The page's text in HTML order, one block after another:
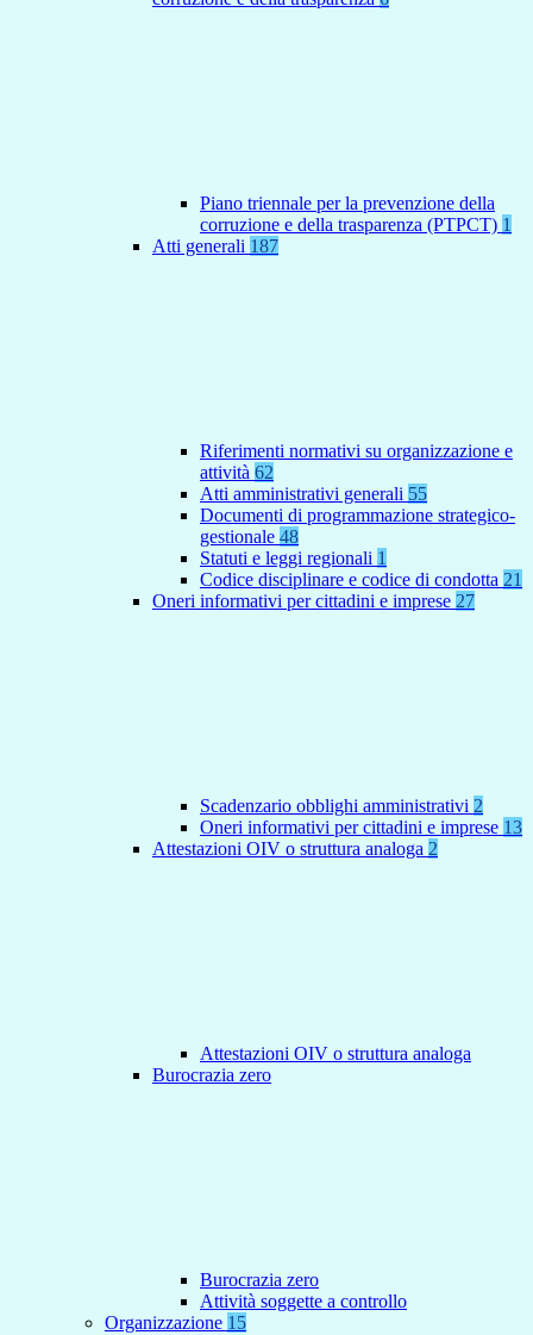
Piano triennale per la prevenzione della
corruzione e della trasparenza (PTPCT) 1
Atti generali 187
Riferimenti normativi su organizzazione e
attività 62
Atti amministrativi generali 55
Documenti di programmazione strategico-
gestionale 48
Statuti e leggi regionali 1
Codice disciplinare e codice di condotta 21
Oneri informativi per cittadini e imprese 27
Scadenzario obblighi amministrativi 2
Oneri informativi per cittadini e imprese 13
Attestazioni OIV o struttura analoga 2
Attestazioni OIV o struttura analoga
Burocrazia zero
Burocrazia zero
Attività soggette a controllo
Organizzazione 15